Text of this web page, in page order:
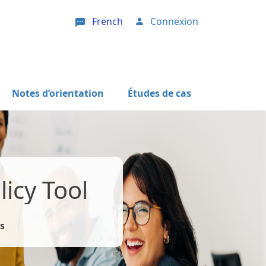
French User account menu
Connexion
Notes d’orientation Études de cas
Tool